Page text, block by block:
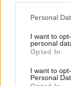
Personal
I want to
personal
Opted In
I want to
Personal
Περιφερειακού
10 Αυγούστου, 2026
10 Αυγούστου, 2026